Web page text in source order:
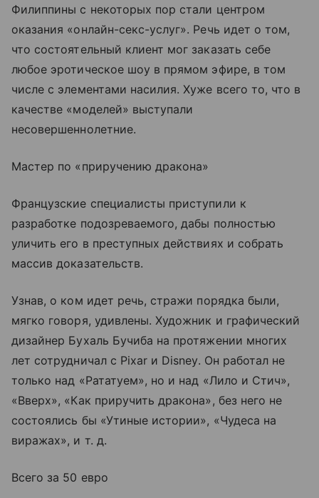
Филиппины с некоторых пор стали центром
оказания «онлайн-секс-услуг». Речь идет о том,
что состоятельный клиент мог заказать себе
любое эротическое шоу в прямом эфире, в том
числе с элементами насилия. Хуже всего то, что в
качестве «моделей» выступали
несовершеннолетние.
Мастер по «приручению дракона»
Французские специалисты приступили к
разработке подозреваемого, дабы полностью
уличить его в преступных действиях и собрать
массив доказательств.
Узнав, о ком идет речь, стражи порядка были,
мягко говоря, удивлены. Художник и графический
дизайнер Бухаль Бучиба на протяжении многих
лет сотрудничал с Pixar и Disney. Он работал не
только над «Рататуем», но и над «Лило и Стич»,
«Вверх», «Как приручить дракона», без него не
состоялись бы «Утиные истории», «Чудеса на
виражах», и т. д.
Всего за 50 евро